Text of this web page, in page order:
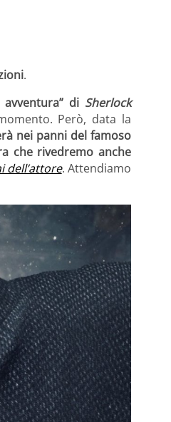
.
di Sherlock
Però, data la
nei panni del famoso
che rivedremo anche
dell’attore. Attendiamo